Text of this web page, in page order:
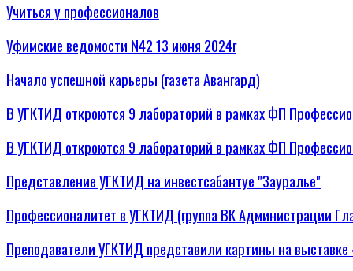
Учиться у профессионалов
Уфимские ведомости N42 13 июня 2024г
Начало успешной карьеры (газета Авангард)
В УГКТИД откроются 9 лабораторий в рамках ФП
В УГКТИД откроются 9 лабораторий в рамках ФП
Представление УГКТИД на инвестсабантуе "Зауралье"
Профессионалитет в УГКТИД (группа ВК Администрации
Преподаватели УГКТИД представили картины на выставке